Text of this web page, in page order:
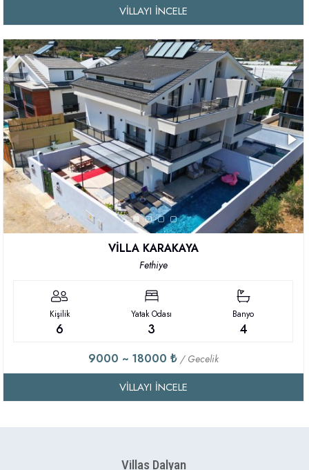
VILLAYI İNCELE
VİLLA KARAKAYA
Fethiye
Kişilik
6
Yatak Odası
3
Banyo
4
9000 ~ 18000 ₺ / Gecelik
VILLAYI İNCELE
Villas Dalyan